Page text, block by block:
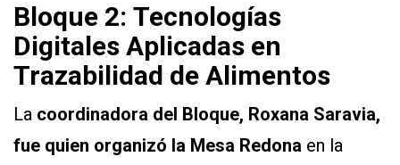
Bloque 2: Tecnologías
Digitales Aplicadas en
Trazabilidad de Alimentos
La coordinadora del Bloque, Roxana Saravia,
fue quien organizó la Mesa Redona en la